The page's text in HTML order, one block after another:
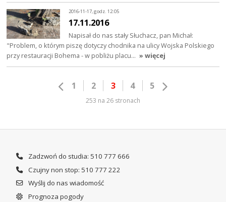
2016-11-17, godz. 12:05
17.11.2016
Napisał do nas stały Słuchacz, pan Michał:
"Problem, o którym piszę dotyczy chodnika na ulicy Wojska Polskiego
przy restauracji Bohema - w pobliżu placu… » więcej
1 2 3 4 5
253 na 26 stronach
Zadzwoń do studia: 510 777 666
Czujny non stop: 510 777 222
Wyślij do nas wiadomość
Prognoza pogody